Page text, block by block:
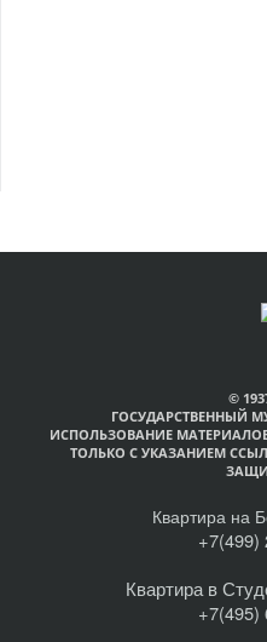
©
ГОСУДАРСТВЕННЫЙ
ИСПОЛЬЗОВАНИЕ
ТОЛЬКО С УКАЗАНИЕМ
Квартира на
+7(499)
Квартира в
+7(495)